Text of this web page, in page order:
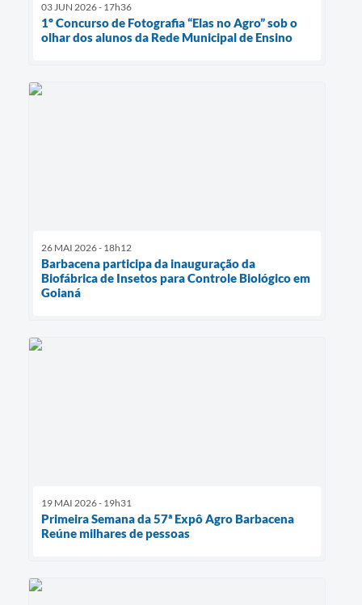
03 JUN 2026 - 17h36
1º Concurso de Fotografia “Elas no Agro” sob o
olhar dos alunos da Rede Municipal de Ensino
26 MAI 2026 - 18h12
Barbacena participa da inauguração da
Biofábrica de Insetos para Controle Biológico em
Goianá
19 MAI 2026 - 19h31
Primeira Semana da 57ª Expô Agro Barbacena
Reúne milhares de pessoas